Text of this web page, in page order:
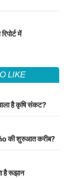
में
LIKE
है कृषि संकट?
की शुरुआत करीब?
है रूझान